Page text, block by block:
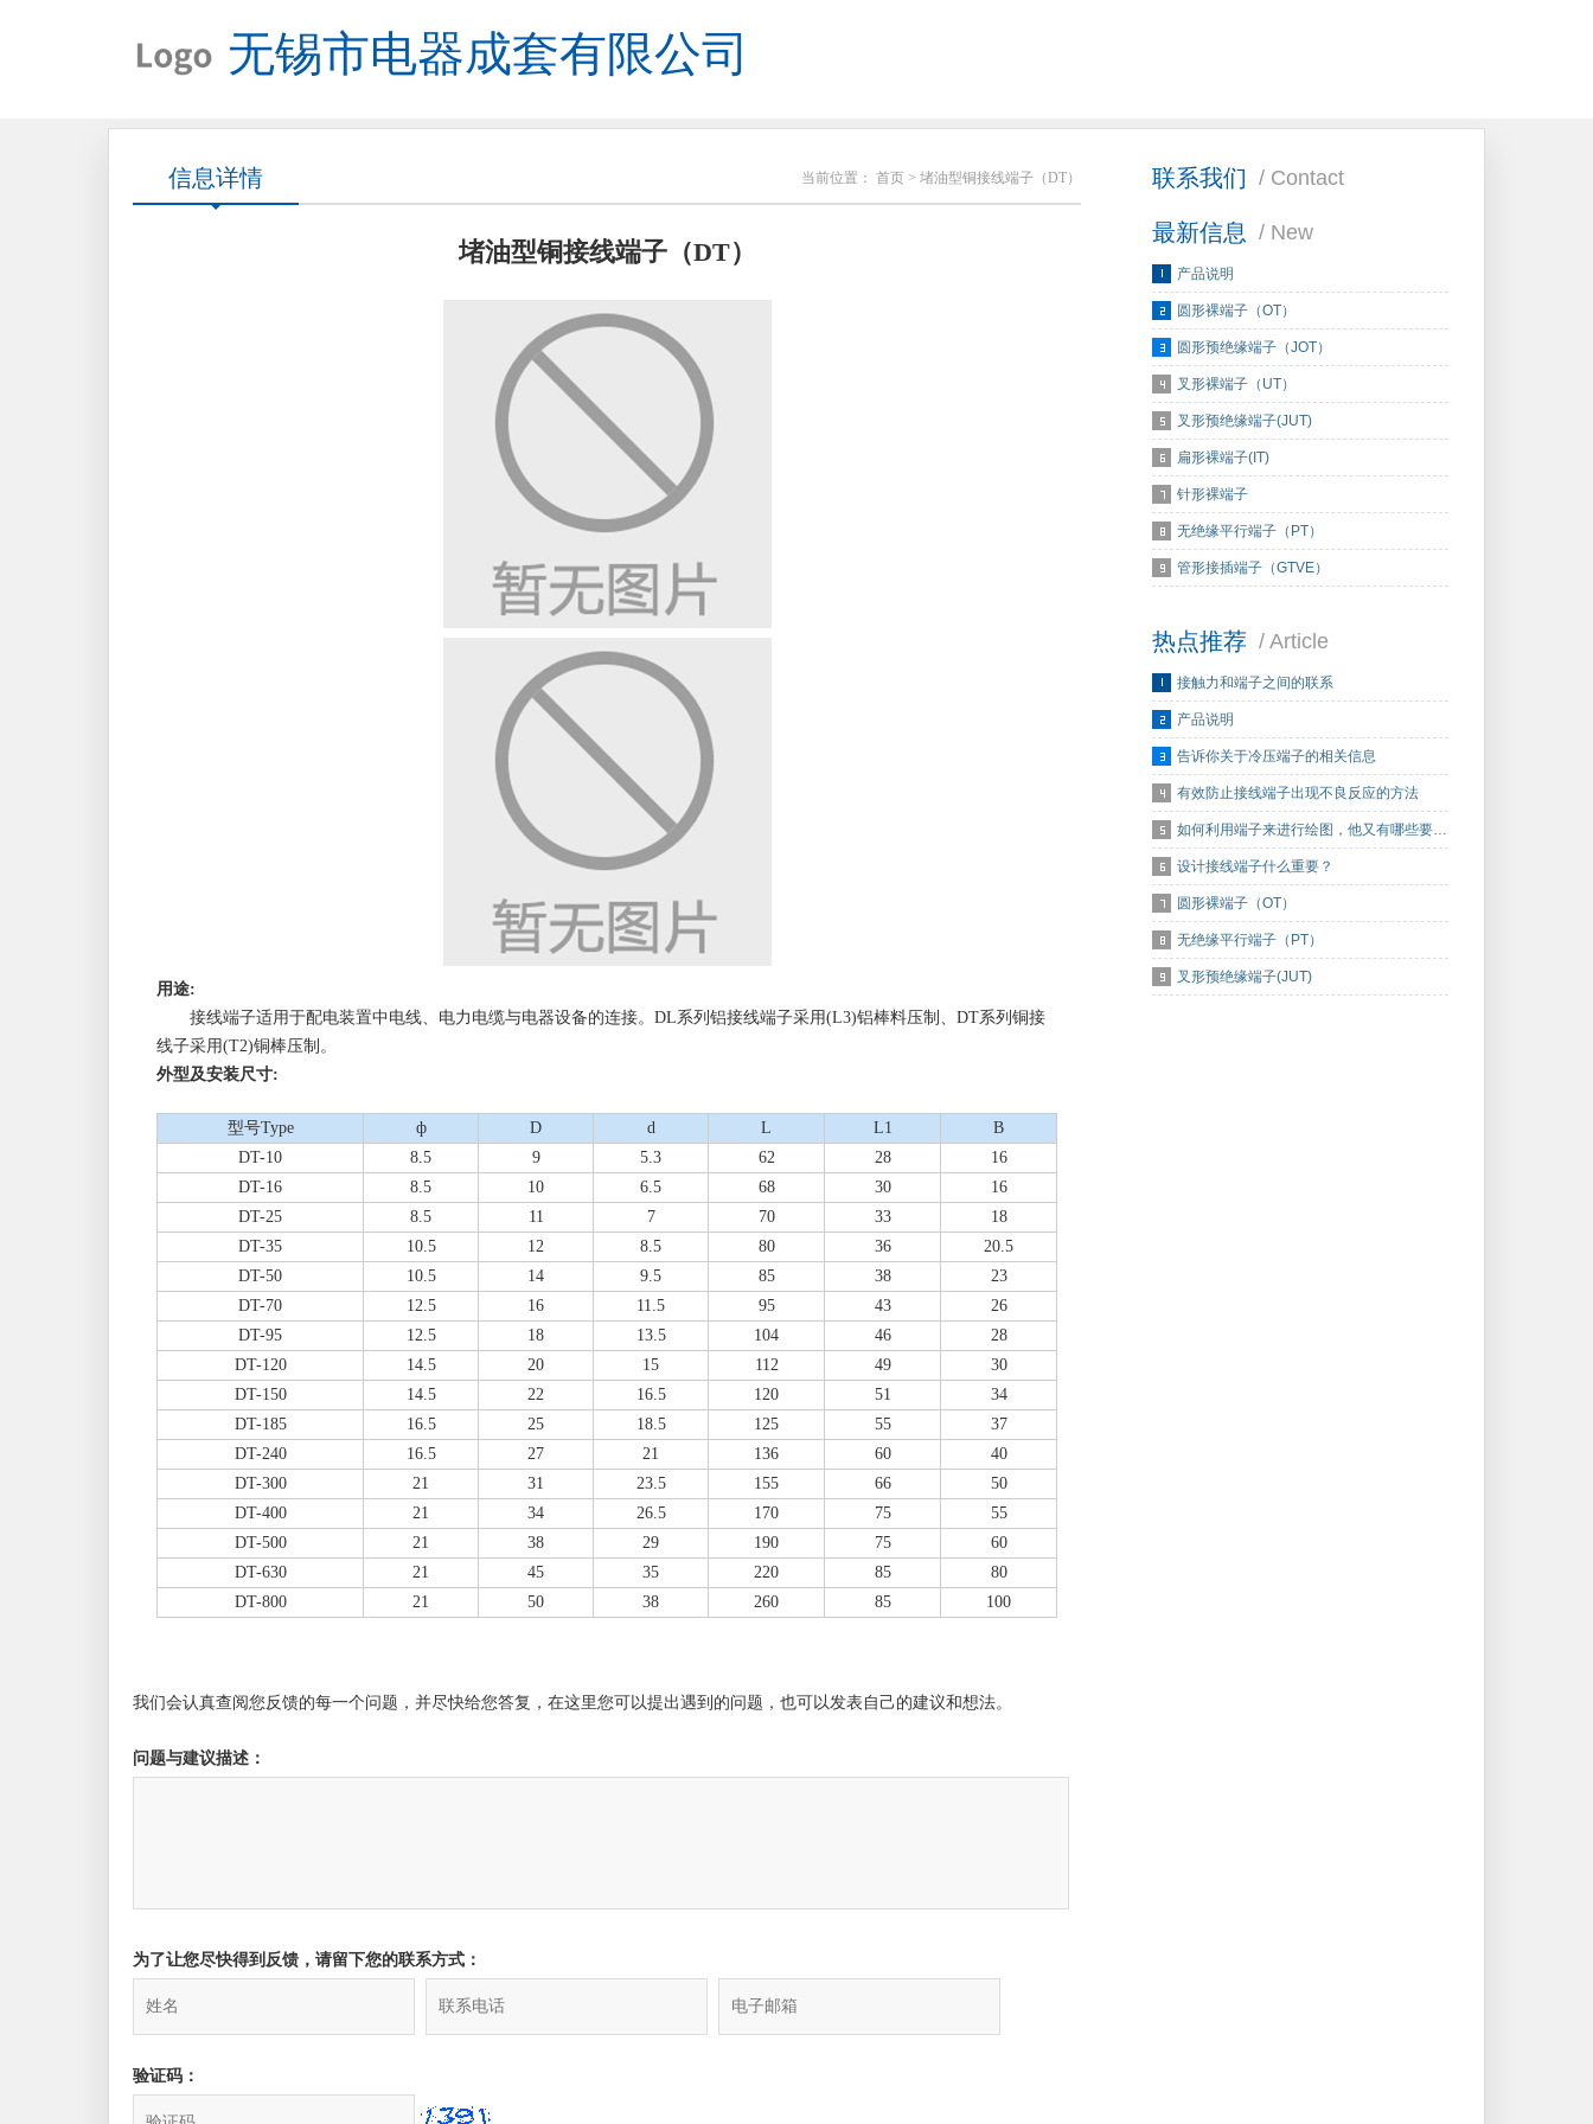
无锡市电器成套有限公司
联系我们 / Contact
最新信息 / New
产品说明
圆形裸端子（OT）
圆形预绝缘端子（JOT）
叉形裸端子（UT）
叉形预绝缘端子(JUT)
扁形裸端子(IT)
针形裸端子
无绝缘平行端子（PT）
管形接插端子（GTVE）
热点推荐 / Article
接触力和端子之间的联系
产品说明
告诉你关于冷压端子的相关信息
有效防止接线端子出现不良反应的方法
如何利用端子来进行绘图，他又有哪些要…
设计接线端子什么重要？
圆形裸端子（OT）
无绝缘平行端子（PT）
叉形预绝缘端子(JUT)
信息详情 当前位置： 首页 > 堵油型铜接线端子（DT）
堵油型铜接线端子（DT）
用途:
接线端子适用于配电装置中电线、电力电缆与电器设备的连接。DL系列铝接线端子采用(L3)铝棒料压制、DT系列铜接
线子采用(T2)铜棒压制。
外型及安装尺寸:
型号Type ф D d L L1
B
DT-10
8.5 9 5.3 62 28
16
DT-16
8.5 10 6.5 68 30
16
DT-25
8.5 11 7 70 33
18
DT-35
10.5 12 8.5 80 36
20.5
DT-50
10.5 14 9.5 85 38
23
DT-70
12.5 16 11.5 95 43
26
DT-95
12.5 18 13.5 104 46
28
DT-120
14.5 20 15 112 49
30
DT-150
14.5 22 16.5 120 51
34
DT-185
16.5 25 18.5 125 55
37
DT-240
16.5 27 21 136 60
40
DT-300
21 31 23.5 155 66
50
DT-400
21 34 26.5 170 75
55
DT-500
21 38 29 190 75
60
DT-630
21 45 35 220 85
80
DT-800
21 50 38 260 85 100
我们会认真查阅您反馈的每一个问题，并尽快给您答复，在这里您可以提出遇到的问题，也可以发表自己的建议和想法。
问题与建议描述：
为了让您尽快得到反馈，请留下您的联系方式：
验证码：